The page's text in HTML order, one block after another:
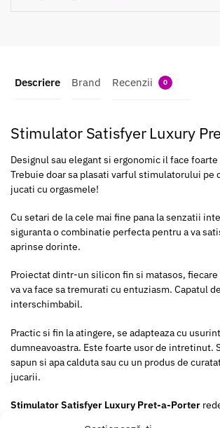
Descriere Brand Recenzii 0
Stimulator Satisfyer Luxury
Designul sau elegant si ergonomic il face
Trebuie doar sa plasati varful stimulatorului pe
jucati cu orgasmele!
Cu setari de la cele mai fine pana la senzatii
siguranta o combinatie perfecta pentru a va
aprinse dorinte.
Proiectat dintr-un silicon fin si matasos,
va va face sa tremurati cu entuziasm. Capatul
interschimbabil.
Practic si fin la atingere, se adapteaza cu
dumneavoastra. Este foarte usor de intretinut.
sapun si apa calduta sau cu un produs de
jucarii.
Stimulator Satisfyer Luxury Pret-a-Porter